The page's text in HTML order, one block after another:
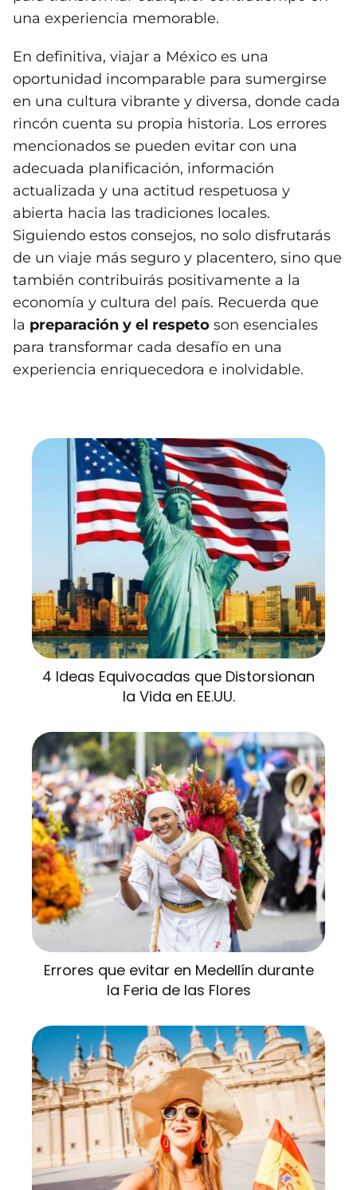
una experiencia memorable.
En definitiva, viajar a México es una
oportunidad incomparable para sumergirse
en una cultura vibrante y diversa, donde cada
rincón cuenta su propia historia. Los errores
mencionados se pueden evitar con una
adecuada planificación, información
actualizada y una actitud respetuosa y
abierta hacia las tradiciones locales.
Siguiendo estos consejos, no solo disfrutarás
de un viaje más seguro y placentero, sino que
también contribuirás positivamente a la
economía y cultura del país. Recuerda que
la preparación y el respeto son esenciales
para transformar cada desafío en una
experiencia enriquecedora e inolvidable.
4 Ideas Equivocadas que Distorsionan
la Vida en EE.UU.
Errores que evitar en Medellín durante
la Feria de las Flores